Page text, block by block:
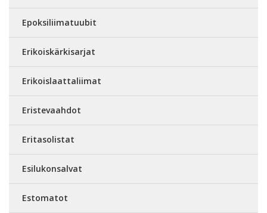
Epoksiliimatuubit
Erikoiskärkisarjat
Erikoislaattaliimat
Eristevaahdot
Eritasolistat
Esilukonsalvat
Estomatot